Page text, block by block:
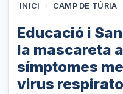
INICI › CAMP DE TÚRIA
Educació i
la mascareta
símptomes
virus